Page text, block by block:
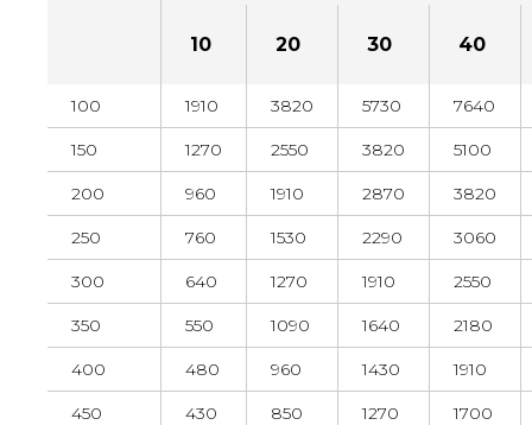
10 20 30 40
100 1910 3820 5730 7640
150 1270 2550 3820 5100
200 960 1910 2870 3820
250 760 1530 2290 3060
300 640 1270 1910 2550
350 550 1090 1640 2180
400 480 960 1430 1910
450 430 850 1270 1700